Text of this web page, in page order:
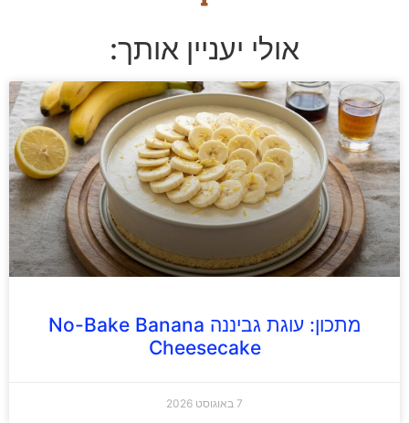
אולי יעניין אותך:
מתכון: עוגת גביננה No-Bake Banana
Cheesecake
7 באוגוסט 2026